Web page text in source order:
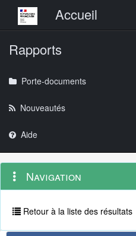
Menu principalAccueil
Rapports
Porte-documents
Nouveautés
Aide
Navigation
outils
Menu
contextuel
Navigation
Retour à la liste des résultats